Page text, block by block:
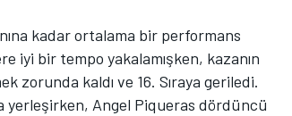
kadar ortalama bir performans
iyi bir tempo yakalamışken, kazanın
zorunda kaldı ve 16. Sıraya geriledi.
yerleşirken, Angel Piqueras dördüncü